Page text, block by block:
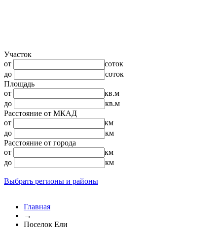
Участок
от
соток
до
соток
Площадь
от
кв.м
до
кв.м
Расстояние от МКАД
от
км
до
км
Расстояние от города
от
км
до
км
Выбрать регионы и районы
Главная
→
Поселок Ели